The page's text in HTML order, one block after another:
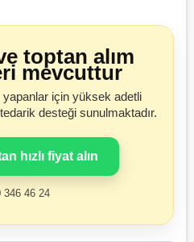
toptan alım
mevcuttur
için yüksek adetli
desteği sunulmaktadır.
hızlı fiyat alın
346 46 24